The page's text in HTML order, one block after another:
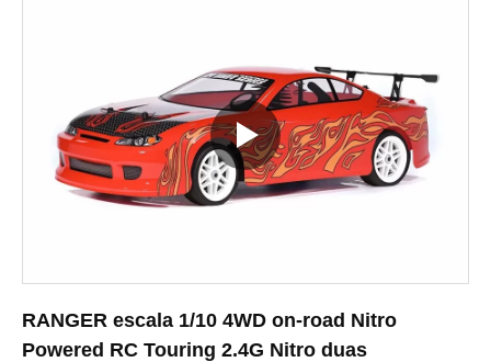
RANGER escala 1/10 4WD on-road Nitro
Powered RC Touring 2.4G Nitro duas